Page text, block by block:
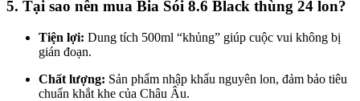
5. Tại sao nên mua Bia Sói 8.6 Black thùng 24 lon?
Tiện lợi: Dung tích 500ml “khủng” giúp cuộc vui không bị
gián đoạn.
Chất lượng: Sản phẩm nhập khẩu nguyên lon, đảm bảo tiêu
chuẩn khắt khe của Châu Âu.